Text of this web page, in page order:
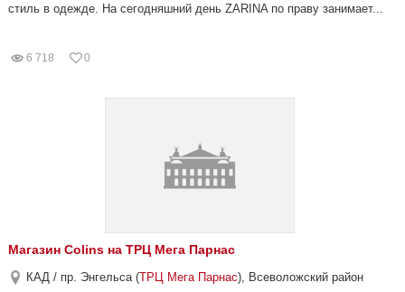
стиль в одежде. На сегодняшний день ZARINA по праву занимает...
6 718 0
Магазин Colins на ТРЦ Мега Парнас
КАД / пр. Энгельса (ТРЦ Мега Парнас), Всеволожский район